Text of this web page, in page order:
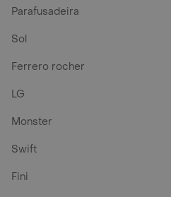
Parafusadeira
Sol
Ferrero rocher
LG
Monster
Swift
Fini